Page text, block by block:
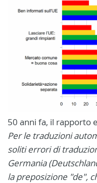
50 anni fa, il rapporto
Per le traduzioni
soliti errori di
Germania
la preposizione "de",